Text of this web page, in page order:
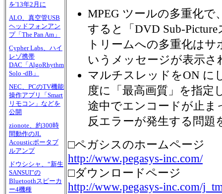
を'13年2月に
ALO、真空管USB
ヘッドフォンアン
プ「The Pan Am」
Cypher Labs、ハイ
レゾ携帯
DAC「AlgoRhythm
Solo -dB」
NEC、PCのTV機能
操作アプリ「Smart
リモコン」などを
公開
zionote、約300時
間動作のJL
Acousticポータブ
ルアンプ
ドウシシャ、“新生
SANSUI”の
Bluetoothスピーカ
ー4機種
MPEG ツールの多重化で
すると「DVD Sub-
トリームへの多重化は
いうメッセージが表示さ
マルチスレッドをON に
度に「最高画質」を指定
途中でエンコードが止
反エラーが発生する問題
□ペガシスのホームページ
http://www.pegasys-inc.com/
□ダウンロードページ
http://www.pegasys-inc.com/